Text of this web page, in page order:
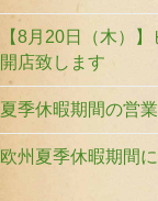
【8月20日（木）
開店致します
夏季休暇期間の営
欧州夏季休暇期間